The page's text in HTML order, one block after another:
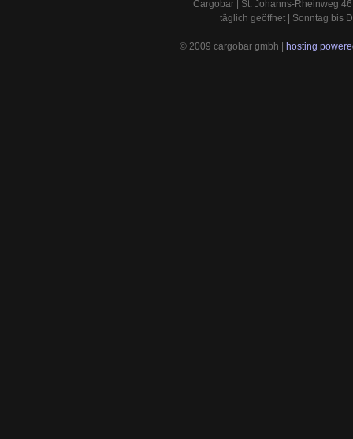
Cargobar | St. Johanns-Rheinweg
täglich geöffnet | Sonntag bis
© 2009 cargobar gmbh | hosting